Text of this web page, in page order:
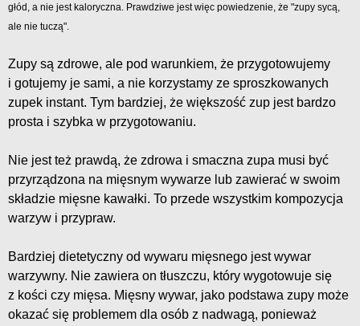
głód, a nie jest kaloryczna. Prawdziwe jest więc powiedzenie, że "zupy sycą,
ale nie tuczą".
Zupy są zdrowe, ale pod warunkiem, że przygotowujemy
i gotujemy je sami, a nie korzystamy ze sproszkowanych
zupek instant. Tym bardziej, że większość zup jest bardzo
prosta i szybka w przygotowaniu.
Nie jest też prawdą, że zdrowa i smaczna zupa musi być
przyrządzona na mięsnym wywarze lub zawierać w swoim
składzie mięsne kawałki. To przede wszystkim kompozycja
warzyw i przypraw.
Bardziej dietetyczny od wywaru mięsnego jest wywar
warzywny. Nie zawiera on tłuszczu, który wygotowuje się
z kości czy mięsa. Mięsny wywar, jako podstawa zupy może
okazać się problemem dla osób z nadwagą, ponieważ